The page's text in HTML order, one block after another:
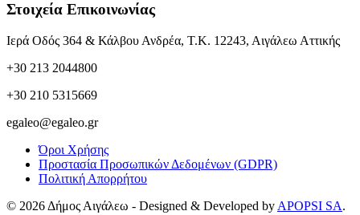
Στοιχεία Επικοινωνίας
Ιερά Οδός 364 & Κάλβου Ανδρέα, Τ.Κ. 12243, Αιγάλεω Αττικής
+30 213 2044800
+30 210 5315669
egaleo@egaleo.gr
Όροι Χρήσης
Προστασία Προσωπικών Δεδομένων (GDPR)
Πολιτική Απορρήτου
© 2026 Δήμος Αιγάλεω - Designed & Developed by APOPSI SA.